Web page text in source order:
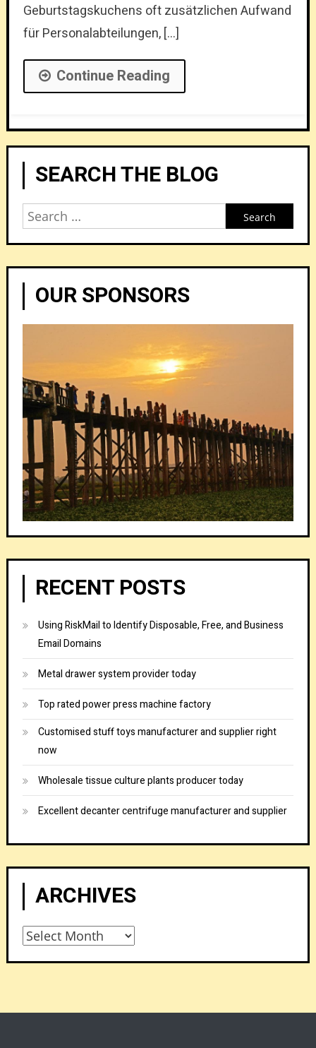
Geburtstagskuchens oft zusätzlichen Aufwand
für Personalabteilungen, […]
Continue Reading
SEARCH THE BLOG
Search
OUR SPONSORS
RECENT POSTS
Using RiskMail to Identify Disposable, Free, and Business
Email Domains
Metal drawer system provider today
Top rated power press machine factory
Customised stuff toys manufacturer and supplier right
now
Wholesale tissue culture plants producer today
Excellent decanter centrifuge manufacturer and supplier
ARCHIVES
Archives